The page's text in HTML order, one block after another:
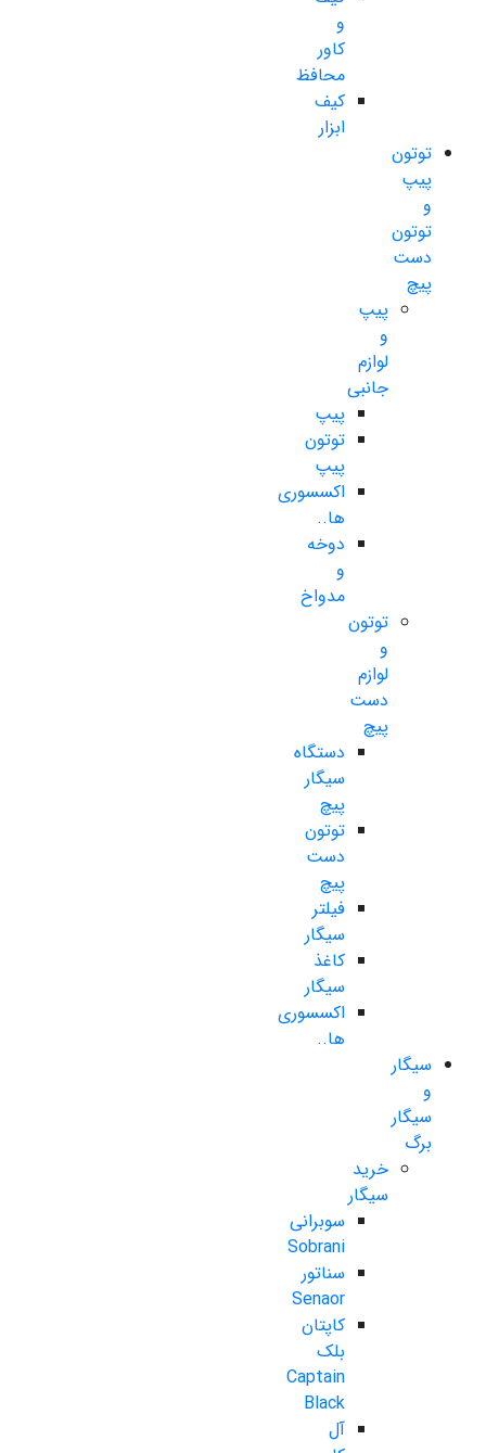
و
کاور
محافظ
کیف
ابزار
توتون
پیپ
و
توتون
دست
پیچ
پیپ
و
لوازم
جانبی
پیپ
توتون
پیپ
اکسسوری
ها..
دوخه
و
مدواخ
توتون
و
لوازم
دست
پیچ
دستگاه
سیگار
پیچ
توتون
دست
پیچ
فیلتر
سیگار
کاغذ
سیگار
اکسسوری
ها..
سیگار
و
سیگار
برگ
خرید
سیگار
سوبرانی
Sobrani
سناتور
Senaor
کاپتان
بلک
Captain
Black
آل